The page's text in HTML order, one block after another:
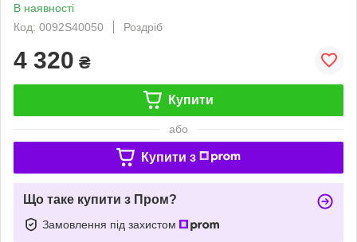
В наявності
Код: 0092S40050
Роздріб
4 320 ₴
Купити
або
Купити з
Що таке купити з Пром?
Замовлення під захистом